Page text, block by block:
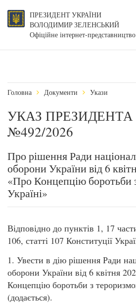
ПРЕЗИДЕНТ УКРАЇНИ
ВОЛОДИМИР ЗЕЛЕНСЬКИЙ
Офіційне інтернет-представництво
Головна Документи Укази
УКАЗ ПРЕЗИДЕНТА
№492/2026
Про рішення Ради
оборони України від 6
«Про Концепцію боротьби
Україні»
Відповідно до пунктів 1, 17
106, статті 107 Конституції
1. Увести в дію рішення Ради
оборони України від 6 квітня
Концепцію боротьби з
(додається).